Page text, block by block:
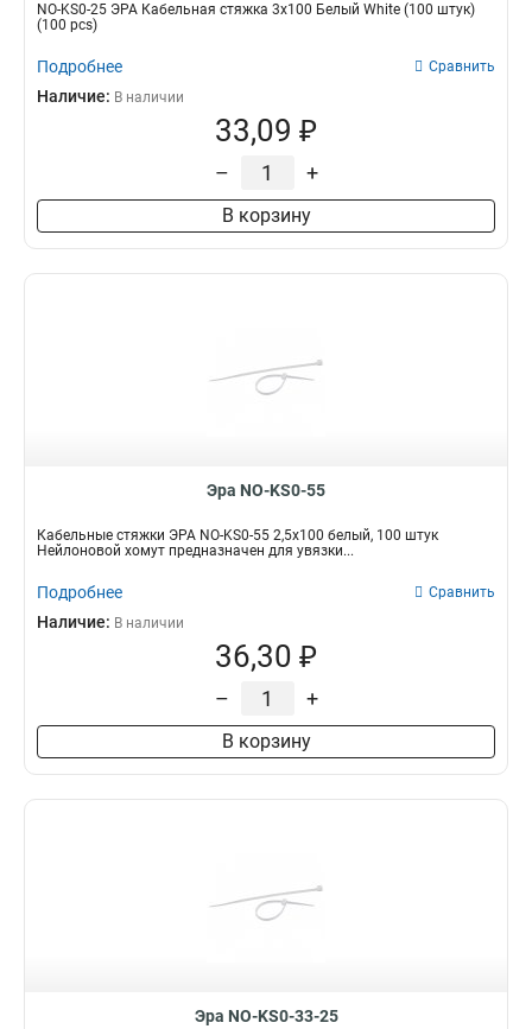
NO-KS0-25 ЭРА Кабельная стяжка 3х100 Белый White (100 штук)
(100 pcs)
Подробнее Сравнить
Наличие: В наличии
33,09 ₽
– +
В корзину
Эра NO-KS0-55
Кабельные стяжки ЭРА NO-KS0-55 2,5х100 белый, 100 штук
Нейлоновой хомут предназначен для увязки...
Подробнее Сравнить
Наличие: В наличии
36,30 ₽
– +
В корзину
Эра NO-KS0-33-25